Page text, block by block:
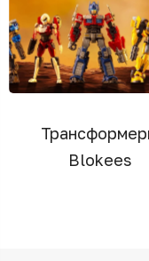
Blokees